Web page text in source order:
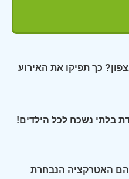
כך תפיקו את האירוע
בלתי נשכח לכל הילדים!
האטרקציה הנבחרת